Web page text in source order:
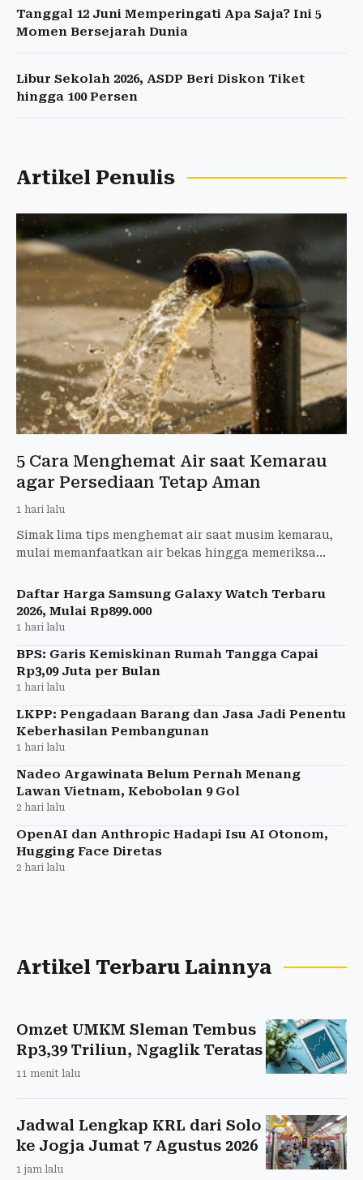
Tanggal 12 Juni Memperingati Apa Saja? Ini 5
Momen Bersejarah Dunia
Libur Sekolah 2026, ASDP Beri Diskon Tiket
hingga 100 Persen
Artikel Penulis
5 Cara Menghemat Air saat Kemarau
agar Persediaan Tetap Aman
1 hari lalu
Simak lima tips menghemat air saat musim kemarau,
mulai memanfaatkan air bekas hingga memeriksa
Daftar Harga Samsung Galaxy Watch Terbaru
2026, Mulai Rp899.000
1 hari lalu
BPS: Garis Kemiskinan Rumah Tangga Capai
Rp3,09 Juta per Bulan
1 hari lalu
LKPP: Pengadaan Barang dan Jasa Jadi Penentu
Keberhasilan Pembangunan
1 hari lalu
Nadeo Argawinata Belum Pernah Menang
Lawan Vietnam, Kebobolan 9 Gol
2 hari lalu
OpenAI dan Anthropic Hadapi Isu AI Otonom,
Hugging Face Diretas
2 hari lalu
Artikel Terbaru Lainnya
Omzet UMKM Sleman Tembus
Rp3,39 Triliun, Ngaglik Teratas
11 menit lalu
Jadwal Lengkap KRL dari Solo
ke Jogja Jumat 7 Agustus 2026
1 jam lalu